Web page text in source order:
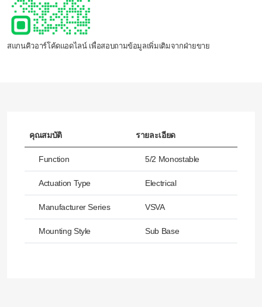
สแกนคิวอาร์โค้ดแอดไลน์ เพื่อสอบถามข้อมูลเพิ่มเติมจากฝ่ายขาย
คุณสมบัติ รายละเอียด
Function 5/2 Monostable
Actuation Type Electrical
Manufacturer Series VSVA
Mounting Style Sub Base